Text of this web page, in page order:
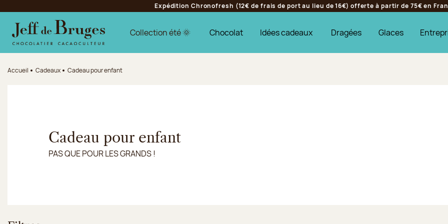
Aller au contenu principal
Aller au pied de page
Expédition Chronofresh (12€ de frais de port au lieu de 16€) offerte à partir de 75€ en
Collection été 🌞 Chocolat Idées cadeaux Dragées Glaces
Accueil Cadeaux Cadeau pour enfant
Cadeau pour enfant
PAS QUE POUR LES GRANDS !